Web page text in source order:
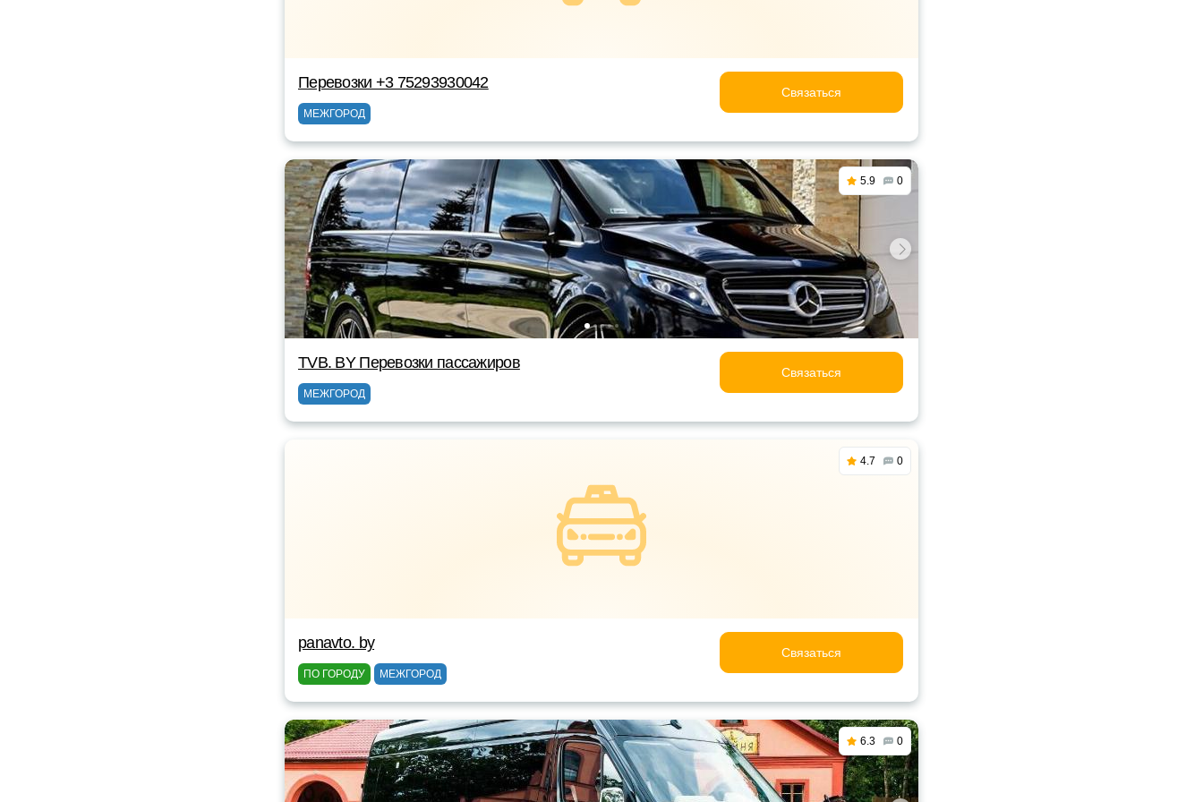
Перевозки +3 75293930042
МЕЖГОРОД
Связаться
5.9 0
TVB. BY Перевозки пассажиров
МЕЖГОРОД
Связаться
4.7 0
panavto. by
ПО ГОРОДУ МЕЖГОРОД
Связаться
6.3 0